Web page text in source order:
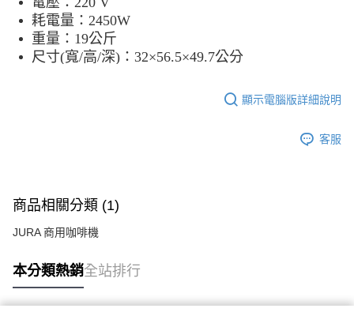
耗電量：2450W
重量：19公斤
尺寸(寬/高/深)：32×56.5×49.7公分
顯示電腦版詳細說明
客服
商品相關分類 (1)
JURA 商用咖啡機
本分類熱銷全站排行